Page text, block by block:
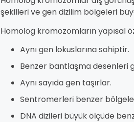
şekilleri ve gen dizilim bölgeleri
Homolog kromozomların yapısal
Aynı gen lokuslarına sahiptir.
Benzer bantlaşma desenleri
Aynı sayıda gen taşırlar.
Sentromerleri benzer
DNA dizileri büyük ölçüde